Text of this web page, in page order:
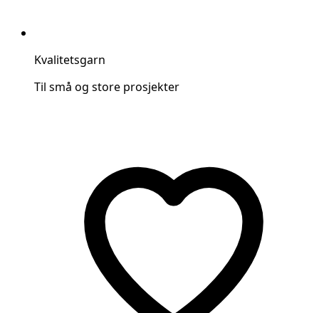
Kvalitetsgarn
Til små og store prosjekter